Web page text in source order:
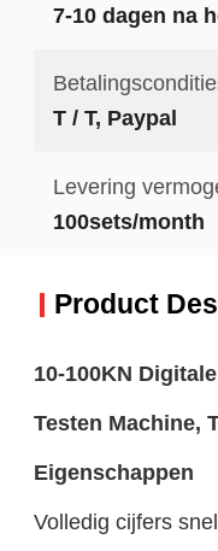
7-10 dagen na
T / T, Paypal
Levering
100sets/month
Product
10-100KN
Testen Machine,
Eigenschappen
Volledig cijfers